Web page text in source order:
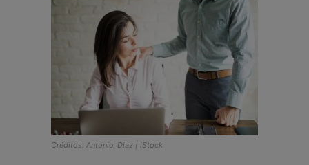
Créditos: Antonio_Diaz | iStock